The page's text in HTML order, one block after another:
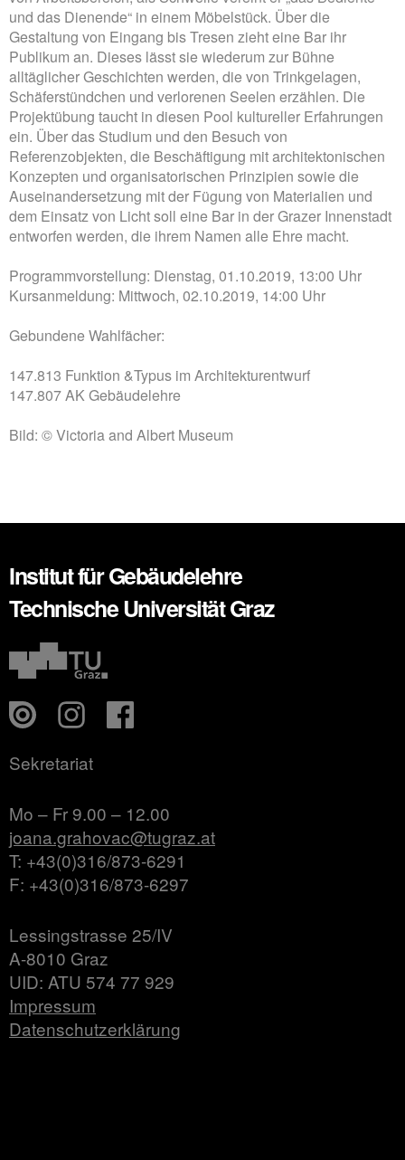
und das Dienende“ in einem Möbelstück. Über die
Gestaltung von Eingang bis Tresen zieht eine Bar ihr
Publikum an. Dieses lässt sie wiederum zur Bühne
alltäglicher Geschichten werden, die von Trinkgelagen,
Schäferstündchen und verlorenen Seelen erzählen. Die
Projektübung taucht in diesen Pool kultureller Erfahrungen
ein. Über das Studium und den Besuch von
Referenzobjekten, die Beschäftigung mit architektonischen
Konzepten und organisatorischen Prinzipien sowie die
Auseinandersetzung mit der Fügung von Materialien und
dem Einsatz von Licht soll eine Bar in der Grazer Innenstadt
entworfen werden, die ihrem Namen alle Ehre macht.
Programmvorstellung: Dienstag, 01.10.2019, 13:00 Uhr
Kursanmeldung: Mittwoch, 02.10.2019, 14:00 Uhr
Gebundene Wahlfächer:
147.813 Funktion &Typus im Architekturentwurf
147.807 AK Gebäudelehre
Bild: © Victoria and Albert Museum
Institut für Gebäudelehre
Technische Universität Graz
Sekretariat
Mo – Fr 9.00 – 12.00
joana.grahovac@tugraz.at
T: +43(0)316/873-6291
F: +43(0)316/873-6297
Lessingstrasse 25/IV
A-8010 Graz
UID: ATU 574 77 929
Impressum
Datenschutzerklärung